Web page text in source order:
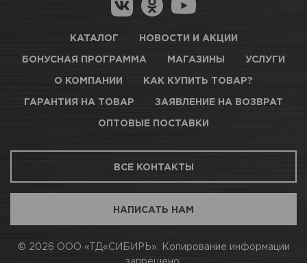
КАРТА ПРОЕЗДА И КОНТАКТЫ
Новосибирск, Богдана Хмельницкого, 1/1
АВТОПАРК Н54
Оптовые поставки
КАТАЛОГ НОВОСТИ И АКЦИИ
БОНУСНАЯ ПРОГРАММА МАГАЗИНЫ УСЛУГИ
О КОМПАНИИ КАК КУПИТЬ ТОВАР?
ГАРАНТИЯ НА ТОВАР ЗАЯВЛЕНИЕ НА ВОЗВРАТ
ОПТОВЫЕ ПОСТАВКИ
ВСЕ КОНТАКТЫ
НАПИСАТЬ НАМ
© 2026 ООО «ТД«СИБИРЬ». Копирование информации
запрещено.